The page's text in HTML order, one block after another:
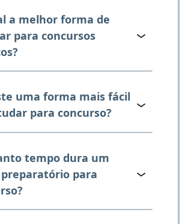
a melhor forma de
para concursos
uma forma mais fácil
para concurso?
tempo dura um
para